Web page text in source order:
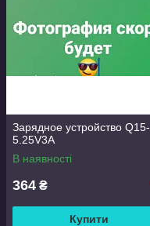
Зарядное устройство Q15-
5.25V3A
В наявності
364 ₴
Купити